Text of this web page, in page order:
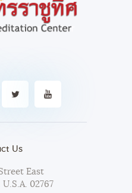
Us
East
02767